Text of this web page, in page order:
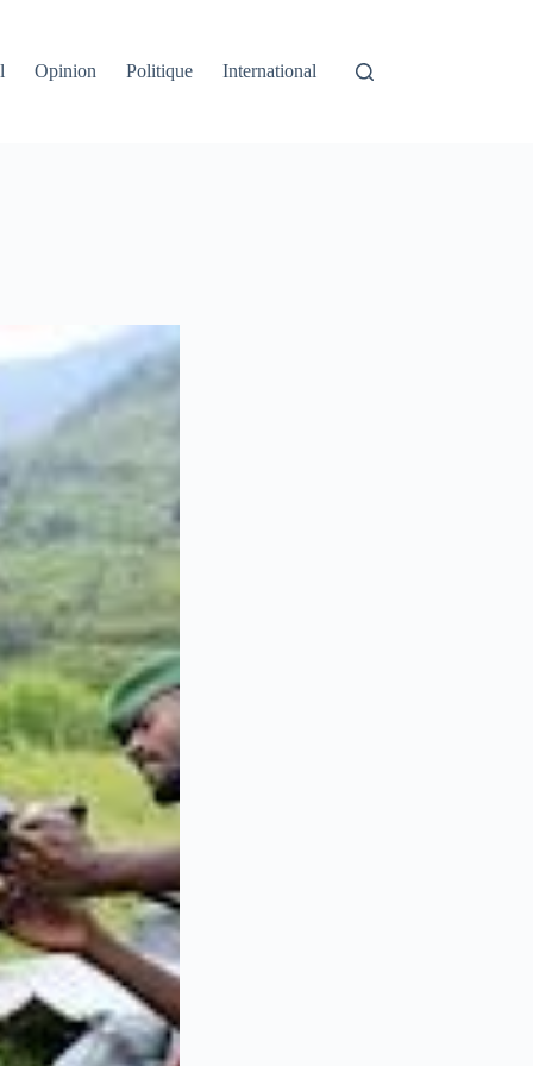
Opinion Politique International